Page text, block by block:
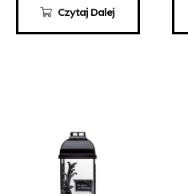
Czytaj Dalej